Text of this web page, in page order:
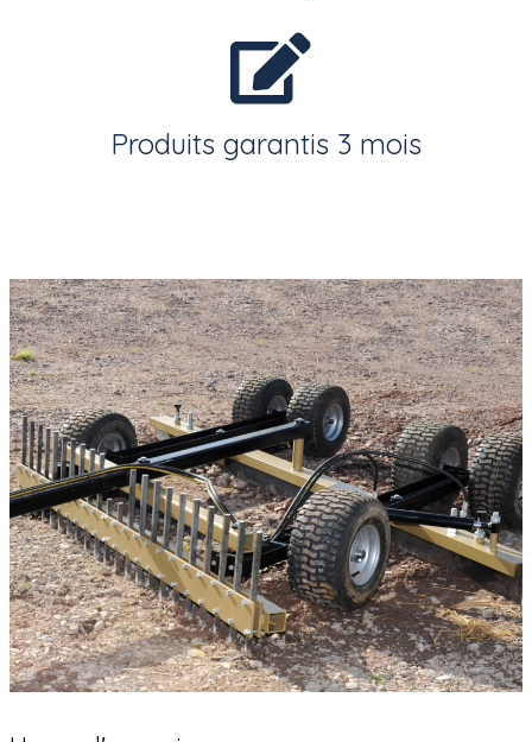
Produits garantis 3 mois